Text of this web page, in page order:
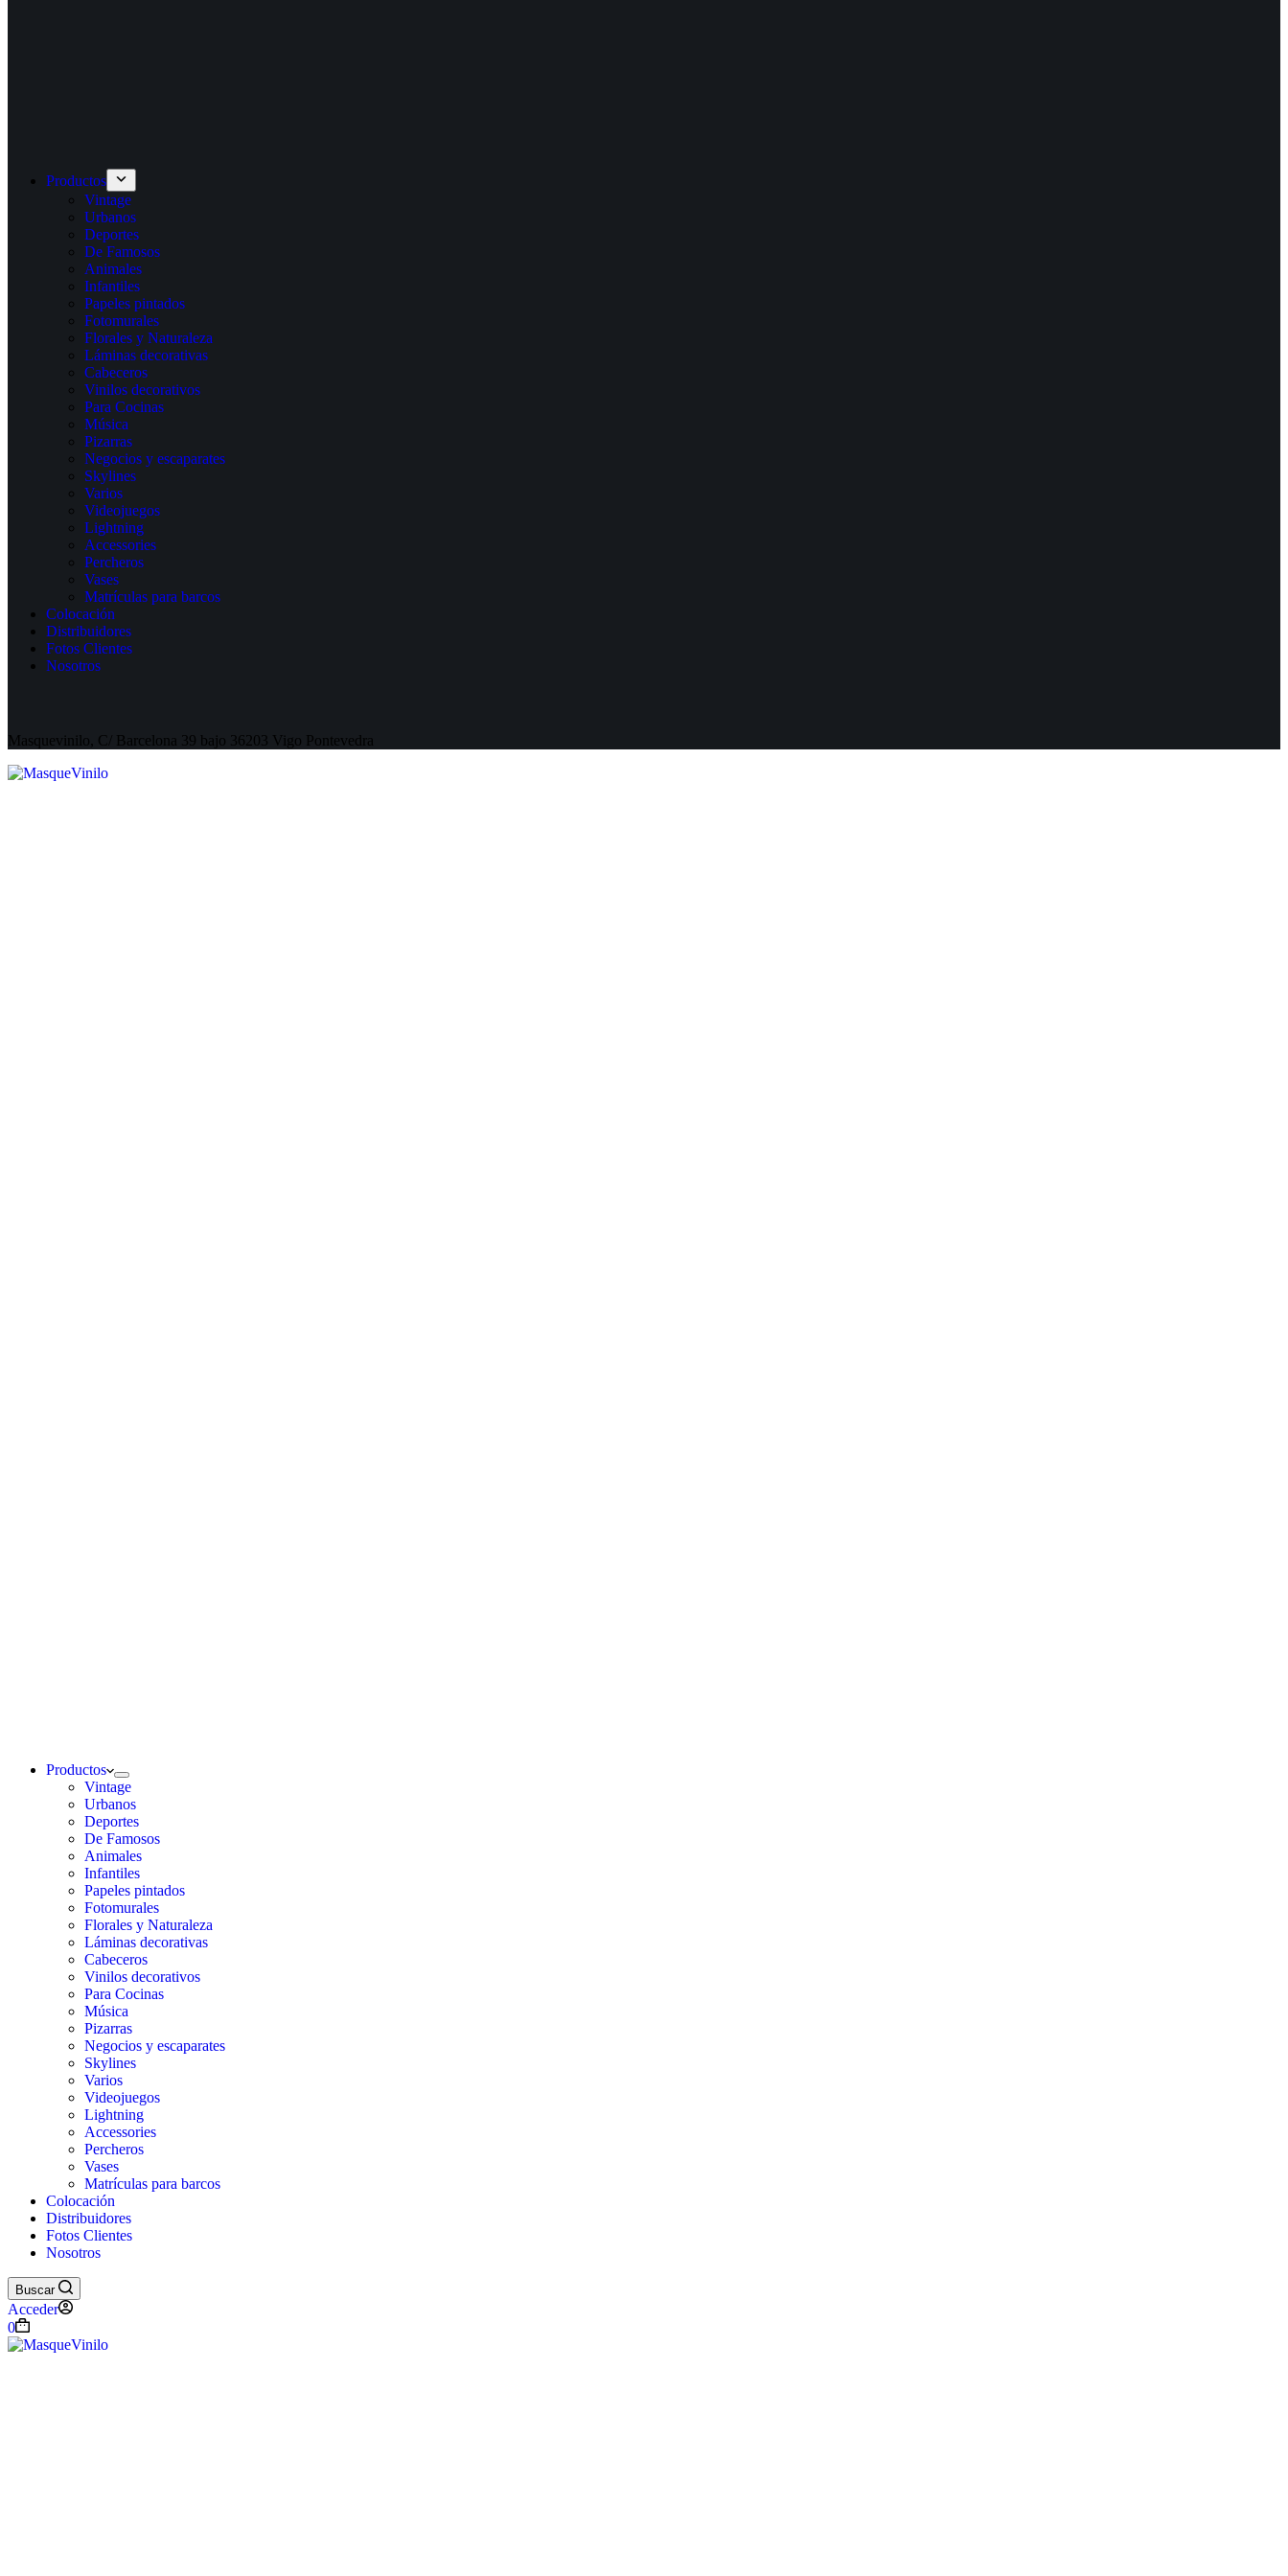
Productos
Vintage
Urbanos
Deportes
De Famosos
Animales
Infantiles
Papeles pintados
Fotomurales
Florales y Naturaleza
Láminas decorativas
Cabeceros
Vinilos decorativos
Para Cocinas
Música
Pizarras
Negocios y escaparates
Skylines
Varios
Videojuegos
Lightning
Accessories
Percheros
Vases
Matrículas para barcos
Colocación
Distribuidores
Fotos Clientes
Nosotros
Masquevinilo, C/ Barcelona 39 bajo 36203 Vigo Pontevedra
Productos
Vintage
Urbanos
Deportes
De Famosos
Animales
Infantiles
Papeles pintados
Fotomurales
Florales y Naturaleza
Láminas decorativas
Cabeceros
Vinilos decorativos
Para Cocinas
Música
Pizarras
Negocios y escaparates
Skylines
Varios
Videojuegos
Lightning
Accessories
Percheros
Vases
Matrículas para barcos
Colocación
Distribuidores
Fotos Clientes
Nosotros
Buscar
Acceder
Carro
de
0